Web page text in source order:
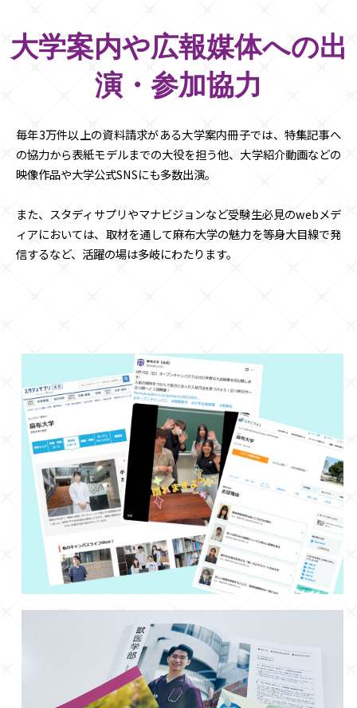
大学案内や広報媒体への出
演・参加協力
毎年3万件以上の資料請求がある大学案内冊子では、特集記事へ
の協力から表紙モデルまでの大役を担う他、大学紹介動画などの
映像作品や大学公式SNSにも多数出演。
また、スタディサプリやマナビジョンなど受験生必見のwebメデ
ィアにおいては、取材を通して麻布大学の魅力を等身大目線で発
信するなど、活躍の場は多岐にわたります。